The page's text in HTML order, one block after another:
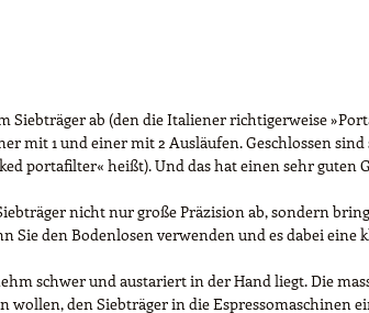
Siebträger ab (den die Italiener richtigerweise
mit 1 und einer mit 2 Ausläufen. Geschlossen sind
portafilter« heißt). Und das hat einen sehr guten
nicht nur große Präzision ab, sondern
den Bodenlosen verwenden und es dabei eine
schwer und austariert in der Hand liegt. Die
wollen, den Siebträger in die Espressomaschinen